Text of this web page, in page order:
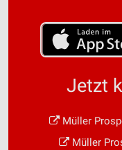
Jetzt
Müller
Müller